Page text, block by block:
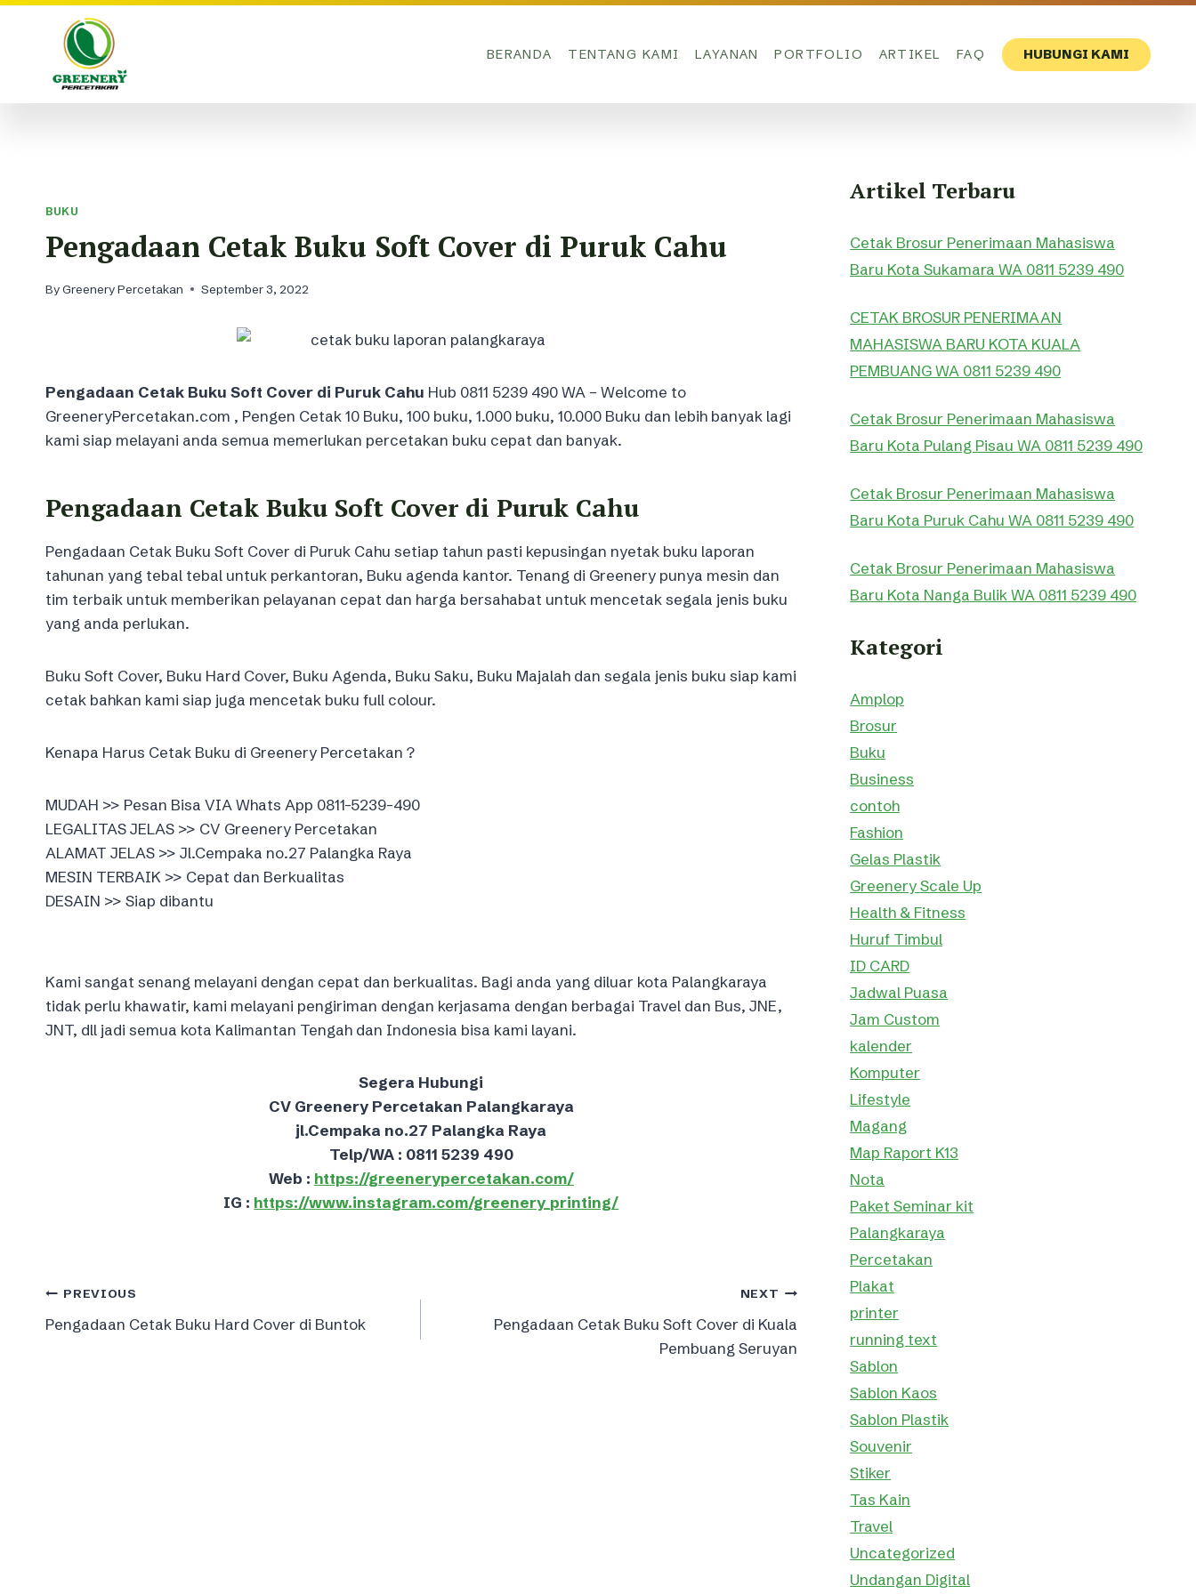
Skip
BERANDA TENTANG KAMI LAYANAN PORTFOLIO ARTIKEL FAQ HUBUNGI KAMI
BUKU
Pengadaan Cetak Buku Soft Cover di Puruk Cahu
ByGreenery Percetakan September 3, 2022
Pengadaan Cetak Buku Soft Cover di Puruk Cahu Hub 0811 5239 490 WA – Welcome to
GreeneryPercetakan.com , Pengen Cetak 10 Buku, 100 buku, 1.000 buku, 10.000 Buku dan lebih banyak lagi
kami siap melayani anda semua memerlukan percetakan buku cepat dan banyak.
Pengadaan Cetak Buku Soft Cover di Puruk Cahu
Pengadaan Cetak Buku Soft Cover di Puruk Cahu setiap tahun pasti kepusingan nyetak buku laporan
tahunan yang tebal tebal untuk perkantoran, Buku agenda kantor. Tenang di Greenery punya mesin dan
tim terbaik untuk memberikan pelayanan cepat dan harga bersahabat untuk mencetak segala jenis buku
yang anda perlukan.
Buku Soft Cover, Buku Hard Cover, Buku Agenda, Buku Saku, Buku Majalah dan segala jenis buku siap kami
cetak bahkan kami siap juga mencetak buku full colour.
Kenapa Harus Cetak Buku di Greenery Percetakan ?
MUDAH >> Pesan Bisa VIA Whats App 0811-5239-490
LEGALITAS JELAS >> CV Greenery Percetakan
ALAMAT JELAS >> Jl.Cempaka no.27 Palangka Raya
MESIN TERBAIK >> Cepat dan Berkualitas
DESAIN >> Siap dibantu
Kami sangat senang melayani dengan cepat dan berkualitas. Bagi anda yang diluar kota Palangkaraya
tidak perlu khawatir, kami melayani pengiriman dengan kerjasama dengan berbagai Travel dan Bus, JNE,
JNT, dll jadi semua kota Kalimantan Tengah dan Indonesia bisa kami layani.
Segera Hubungi
CV Greenery Percetakan Palangkaraya
jl.Cempaka no.27 Palangka Raya
Telp/WA : 0811 5239 490
Web : https://greenerypercetakan.com/
IG : https://www.instagram.com/greenery_printing/
Post
navigation
PREVIOUS
Pengadaan Cetak Buku Hard Cover di Buntok
NEXT
Pengadaan Cetak Buku Soft Cover di Kuala
Pembuang Seruyan
Artikel Terbaru
Cetak Brosur Penerimaan Mahasiswa
Baru Kota Sukamara WA 0811 5239 490
CETAK BROSUR PENERIMAAN
MAHASISWA BARU KOTA KUALA
PEMBUANG WA 0811 5239 490
Cetak Brosur Penerimaan Mahasiswa
Baru Kota Pulang Pisau WA 0811 5239 490
Cetak Brosur Penerimaan Mahasiswa
Baru Kota Puruk Cahu WA 0811 5239 490
Cetak Brosur Penerimaan Mahasiswa
Baru Kota Nanga Bulik WA 0811 5239 490
Kategori
Amplop
Brosur
Buku
Business
contoh
Fashion
Gelas Plastik
Greenery Scale Up
Health & Fitness
Huruf Timbul
ID CARD
Jadwal Puasa
Jam Custom
kalender
Komputer
Lifestyle
Magang
Map Raport K13
Nota
Paket Seminar kit
Palangkaraya
Percetakan
Plakat
printer
running text
Sablon
Sablon Kaos
Sablon Plastik
Souvenir
Stiker
Tas Kain
Travel
Uncategorized
Undangan Digital